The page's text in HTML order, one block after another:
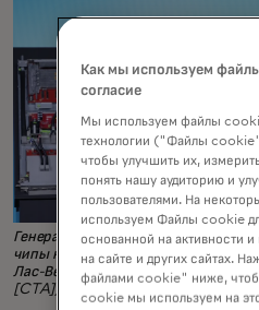
Генеральный директор AMD Лиза
чипы компании на своей
Лас-Вегасе. (Фото: Ассоциация
[CTA])
Как мы используем
согласие
Мы используем файлы
технологии ("Файлы
чтобы улучшить их,
понять нашу аудиторию и
пользователями. На
используем Файлы cookie
основанной на активности и
на сайте и других сайтах.
файлами cookie" ниже,
cookie мы используем на